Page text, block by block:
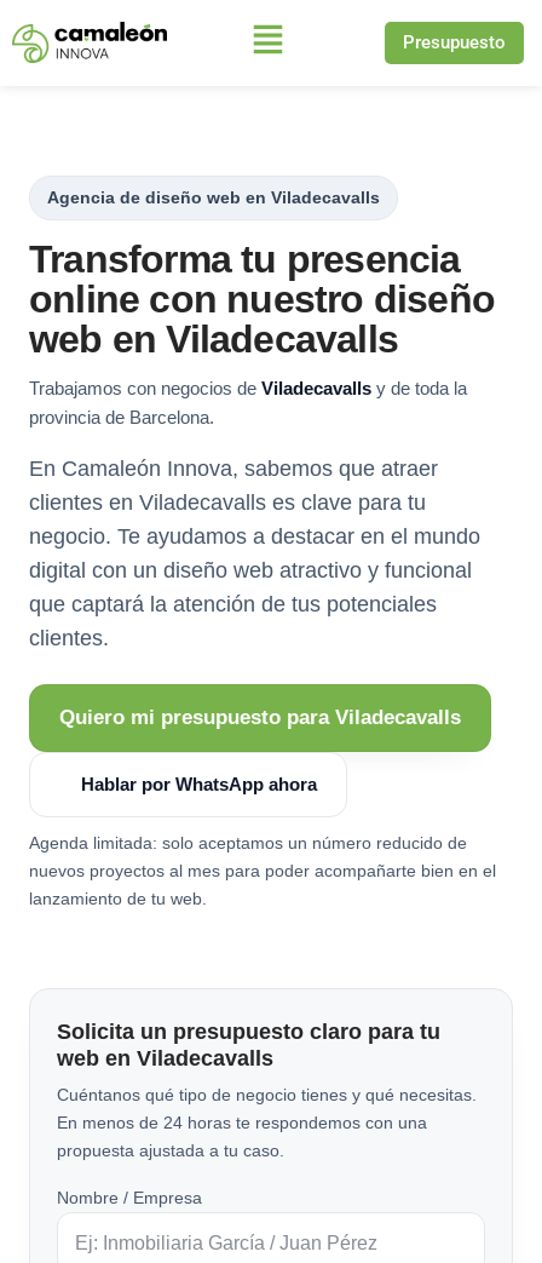
Saltar
Presupuesto
Agencia de diseño web en Viladecavalls
Transforma tu presencia
online con nuestro diseño
web en Viladecavalls
Trabajamos con negocios de Viladecavalls y de toda la
provincia de Barcelona.
En Camaleón Innova, sabemos que atraer
clientes en Viladecavalls es clave para tu
negocio. Te ayudamos a destacar en el mundo
digital con un diseño web atractivo y funcional
que captará la atención de tus potenciales
clientes.
Quiero mi presupuesto para Viladecavalls
Hablar por WhatsApp ahora
Agenda limitada: solo aceptamos un número reducido de
nuevos proyectos al mes para poder acompañarte bien en el
lanzamiento de tu web.
Solicita un presupuesto claro para tu
web en Viladecavalls
Cuéntanos qué tipo de negocio tienes y qué necesitas.
En menos de 24 horas te respondemos con una
propuesta ajustada a tu caso.
Nombre / Empresa